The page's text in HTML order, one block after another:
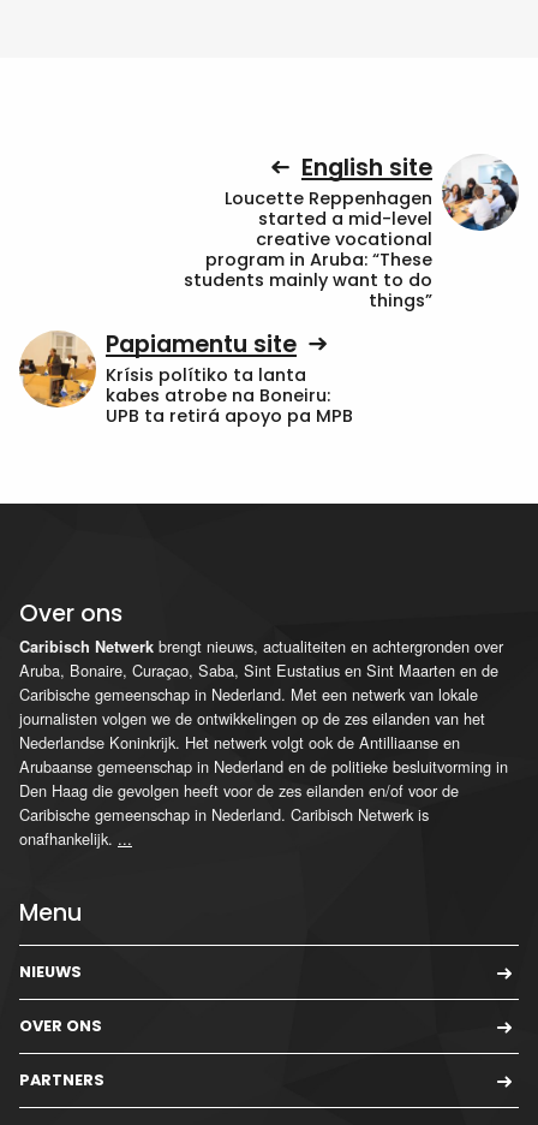
English site
Loucette Reppenhagen
started a mid-level
creative vocational
program in Aruba: “These
students mainly want to do
things”
Papiamentu site
Krísis polítiko ta lanta
kabes atrobe na Boneiru:
UPB ta retirá apoyo pa MPB
Over ons
Caribisch Netwerk brengt nieuws, actualiteiten en achtergronden over
Aruba, Bonaire, Curaçao, Saba, Sint Eustatius en Sint Maarten en de
Caribische gemeenschap in Nederland. Met een netwerk van lokale
journalisten volgen we de ontwikkelingen op de zes eilanden van het
Nederlandse Koninkrijk. Het netwerk volgt ook de Antilliaanse en
Arubaanse gemeenschap in Nederland en de politieke besluitvorming in
Den Haag die gevolgen heeft voor de zes eilanden en/of voor de
Caribische gemeenschap in Nederland. Caribisch Netwerk is
onafhankelijk. ...
Menu
NIEUWS
OVER ONS
PARTNERS